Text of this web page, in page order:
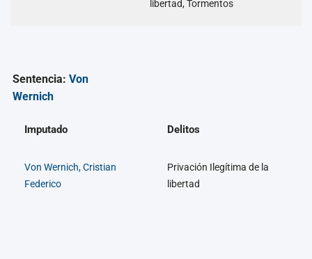
libertad, Tormentos
Sentencia:Von
Wernich
Imputado Delitos
Von Wernich, Cristian
Federico
Privación Ilegítima de la
libertad